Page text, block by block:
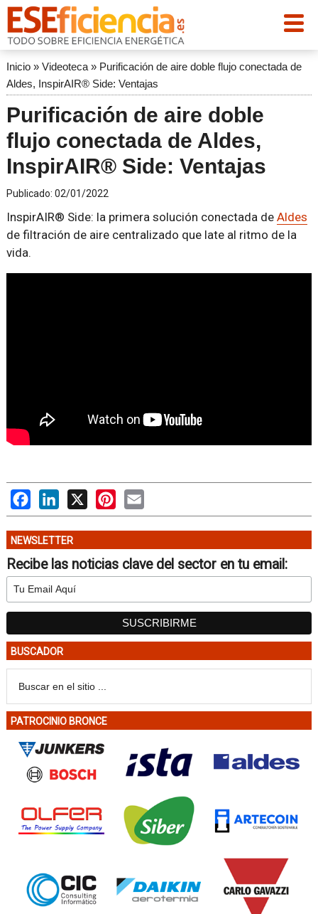
Inicio» Videoteca» Purificación de aire doble flujo conectada de
Aldes, InspirAIR® Side: Ventajas
Purificación de aire doble
flujo conectada de Aldes,
InspirAIR® Side: Ventajas
Publicado: 02/01/2022
InspirAIR® Side: la primera solución conectada de Aldes
de filtración de aire centralizado que late al ritmo de la
vida.
FacebookLinkedIn
X PinterestEmail
NEWSLETTER
Recibe las noticias clave del sector en tu email:
BUSCADOR
PATROCINIO BRONCE